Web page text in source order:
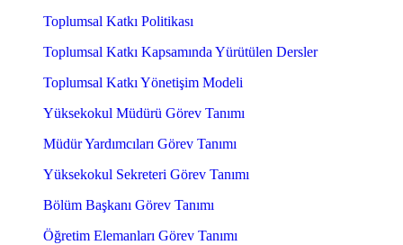
Toplumsal Katkı Politikası
Toplumsal Katkı Kapsamında Yürütülen Dersler
Toplumsal Katkı Yönetişim Modeli
Yüksekokul Müdürü Görev Tanımı
Müdür Yardımcıları Görev Tanımı
Yüksekokul Sekreteri Görev Tanımı
Bölüm Başkanı Görev Tanımı
Öğretim Elemanları Görev Tanımı